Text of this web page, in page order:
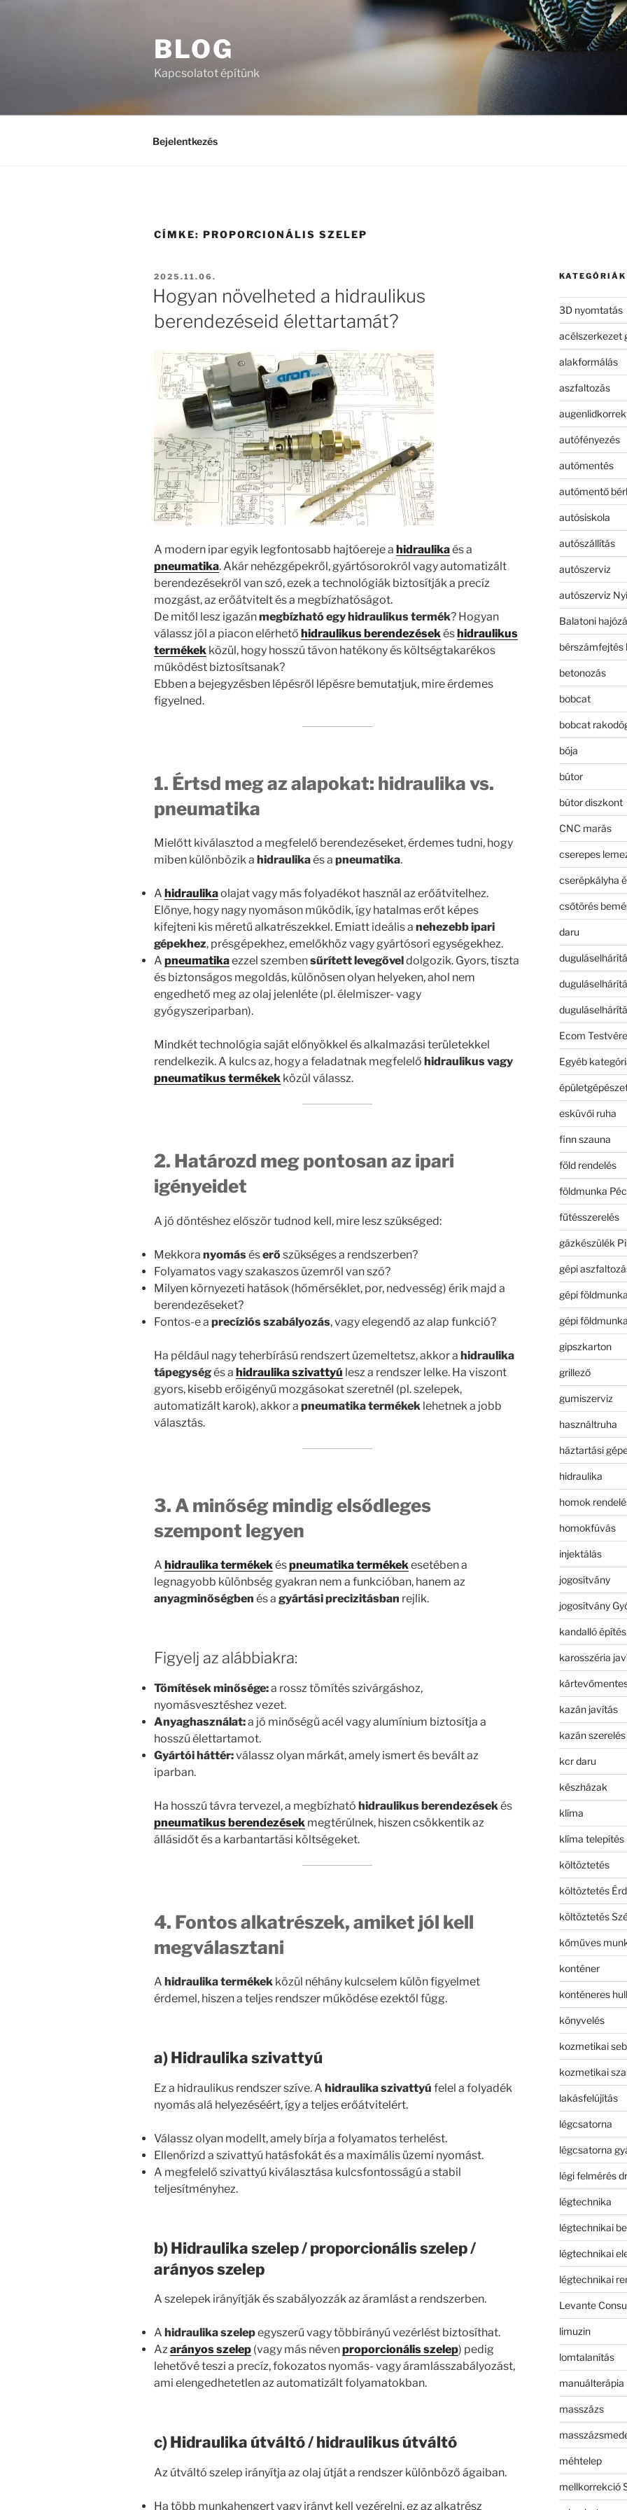
BLOG
Kapcsolatot építünk
Bejelentkezés
CÍMKE: PROPORCIONÁLIS SZELEP
BEKÜLDVE:
2025.11.06.
Hogyan növelheted a hidraulikus
berendezéseid élettartamát?
A modern ipar egyik legfontosabb hajtóereje a hidraulikaés a
pneumatika. Akár nehézgépekről, gyártósorokról vagy automatizált
berendezésekről van szó, ezek a technológiák biztosítják a precíz
mozgást, az erőátvitelt és a megbízhatóságot.
De mitől lesz igazánmegbízható egy hidraulikus termék? Hogyan
válassz jól a piacon elérhető hidraulikus berendezések éshidraulikus
termékek közül, hogy hosszú távon hatékony és költségtakarékos
működést biztosítsanak?
Ebben a bejegyzésben lépésről lépésre bemutatjuk, mire érdemes
figyelned.
1. Értsd meg az alapokat: hidraulika vs.
pneumatika
Mielőtt kiválasztod a megfelelő berendezéseket, érdemes tudni, hogy
miben különbözik a hidraulikaés a pneumatika.
A hidraulikaolajat vagy más folyadékot használ az erőátvitelhez.
Előnye, hogy nagy nyomáson működik, így hatalmas erőt képes
kifejteni kis méretű alkatrészekkel. Emiatt ideális a nehezebb ipari
gépekhez, présgépekhez, emelőkhöz vagy gyártósori egységekhez.
A pneumatikaezzel szembensűrített levegővel dolgozik. Gyors, tiszta
és biztonságos megoldás, különösen olyan helyeken, ahol nem
engedhető meg az olaj jelenléte (pl. élelmiszer- vagy
gyógyszeriparban).
Mindkét technológia saját előnyökkel és alkalmazási területekkel
rendelkezik. A kulcs az, hogy a feladatnak megfelelő hidraulikus vagy
pneumatikus termékek közül válassz.
2. Határozd meg pontosan az ipari
igényeidet
A jó döntéshez először tudnod kell, mire lesz szükséged:
Mekkora nyomáséserőszükséges a rendszerben?
Folyamatos vagy szakaszos üzemről van szó?
Milyen környezeti hatások (hőmérséklet, por, nedvesség) érik majd a
berendezéseket?
Fontos-e a precíziós szabályozás, vagy elegendő az alap funkció?
Ha például nagy teherbírású rendszert üzemeltetsz, akkor a hidraulika
tápegységés a hidraulika szivattyú lesz a rendszer lelke. Ha viszont
gyors, kisebb erőigényű mozgásokat szeretnél (pl. szelepek,
automatizált karok), akkor a pneumatika termékek lehetnek a jobb
választás.
3. A minőség mindig elsődleges
szempont legyen
A hidraulika termékekéspneumatika termékekesetében a
legnagyobb különbség gyakran nem a funkcióban, hanem az
anyagminőségben és a gyártási precizitásban rejlik.
Figyelj az alábbiakra:
Tömítések minősége:a rossz tömítés szivárgáshoz,
nyomásvesztéshez vezet.
Anyaghasználat:a jó minőségű acél vagy alumínium biztosítja a
hosszú élettartamot.
Gyártói háttér:válassz olyan márkát, amely ismert és bevált az
iparban.
Ha hosszú távra tervezel, a megbízható hidraulikus berendezések és
pneumatikus berendezések megtérülnek, hiszen csökkentik az
állásidőt és a karbantartási költségeket.
4. Fontos alkatrészek, amiket jól kell
megválasztani
A hidraulika termékek közül néhány kulcselem külön figyelmet
érdemel, hiszen a teljes rendszer működése ezektől függ.
a) Hidraulika szivattyú
Ez a hidraulikus rendszer szíve. A hidraulika szivattyú felel a folyadék
nyomás alá helyezéséért, így a teljes erőátvitelért.
Válassz olyan modellt, amely bírja a folyamatos terhelést.
Ellenőrizd a szivattyú hatásfokát és a maximális üzemi nyomást.
A megfelelő szivattyú kiválasztása kulcsfontosságú a stabil
teljesítményhez.
b) Hidraulika szelep / proporcionális szelep /
arányos szelep
A szelepek irányítják és szabályozzák az áramlást a rendszerben.
A hidraulika szelepegyszerű vagy többirányú vezérlést biztosíthat.
Azarányos szelep (vagy más névenproporcionális szelep) pedig
lehetővé teszi a precíz, fokozatos nyomás- vagy áramlásszabályozást,
ami elengedhetetlen az automatizált folyamatokban.
c) Hidraulika útváltó / hidraulikus útváltó
Az útváltó szelep irányítja az olaj útját a rendszer különböző ágaiban.
Ha több munkahengert vagy irányt kell vezérelni, ez az alkatrész
KATEGÓRIÁK
3D nyomtatás
acélszerkezet
alakformálás
aszfaltozás
autófényezés
autómentés
autómentő
autósiskola
autószállítás
autószerviz
autószerviz
Balatoni
bérszámfejtés
betonozás
bobcat
bobcat
bója
bútor
bútor diszkont
CNC marás
cserepes
cserépkályha
csőtörés
daru
Ecom
Egyéb
esküvői ruha
finn szauna
föld rendelés
földmunka
fűtésszerelés
gázkészülék
gépi
gépi földmunka
gépi
gipszkarton
grillező
gumiszerviz
használtruha
háztartási
hidraulika
homok
homokfúvás
injektálás
jogosítvány
jogosítvány
kandalló építés
karosszéria
kazán javítás
kazán szerelés
kcr daru
készházak
klíma
klíma telepítés
költöztetés
költöztetés Érd
költöztetés
kőműves
konténer
konténeres
könyvelés
kozmetikai
kozmetikai
lakásfelújítás
légcsatorna
légcsatorna
légi felmérés
légtechnika
légtechnikai
légtechnikai
légtechnikai
Levante
limuzin
lomtalanítás
manuálterápia
masszázs
méhtelep
mellkorrekció